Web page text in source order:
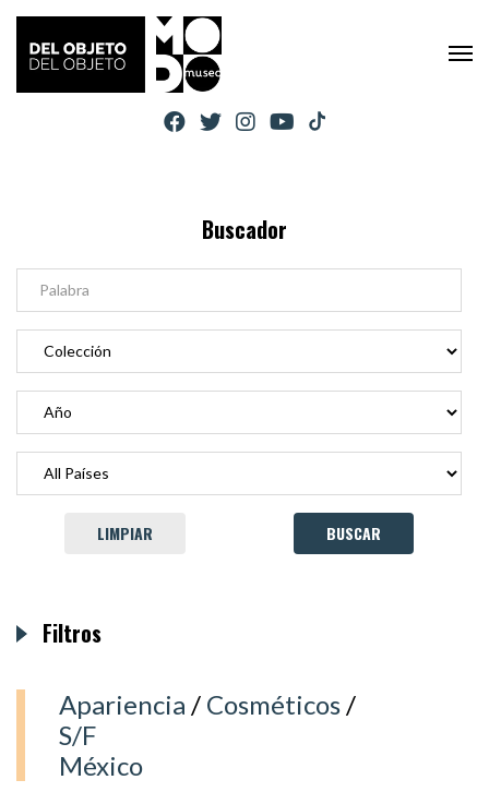
Buscador
LIMPIAR
Apariencia / Cosméticos/
S/F
México
Filtros